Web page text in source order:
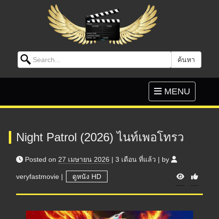
Search for: ค้นหา
Toggle
navigation
MENU
Night Patrol (2026) ไนท์เพอโทรว
Posted on 27 เมษายน 2026 | 3 เดือน ที่แล้ว | by
veryfastmovie | ดูหนัง HD V
i
e